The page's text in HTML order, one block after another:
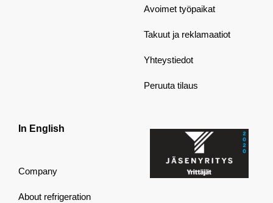
Avoimet työpaikat
Takuut ja reklamaatiot
Yhteystiedot
Peruuta tilaus
In English
Company
About refrigeration